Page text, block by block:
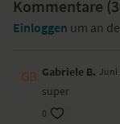
und loszulassen.
an diese Praxis kann
angehängt werden,
Liegend mit Bällen am
Sitzende
Durch das Massieren
Verspannungen
regelmäßigem Üben
Es ist wichtig
die Übungen, die dir
Übungen nach,
erfährt.
Ort und Ausstattung
Kommentare (
Einloggen um an
Gabriele B. Juni
super
0